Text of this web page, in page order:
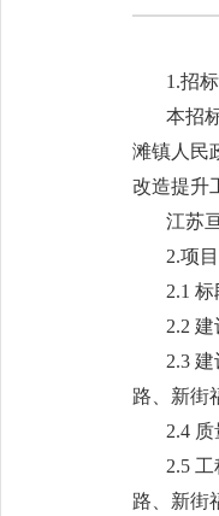
1.招
本招
滩镇人民
改造提升
江苏
2.项
2.1
2.2
2.3
路、新街
2.4
2.5
路、新街